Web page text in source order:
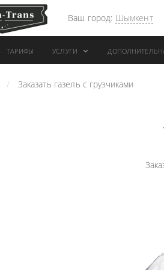
Ваш город: Шымкент
ТАРИФЫ УСЛУГИ
АРЕНДА АВТОБУСА
Заказать газель с грузчиками